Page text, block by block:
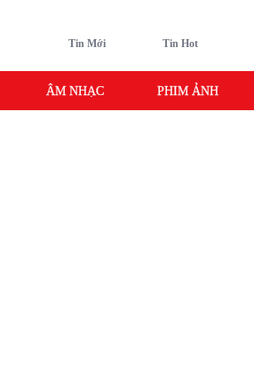
Tin Mới Tin Hot
ÂM NHẠC PHIM ẢNH